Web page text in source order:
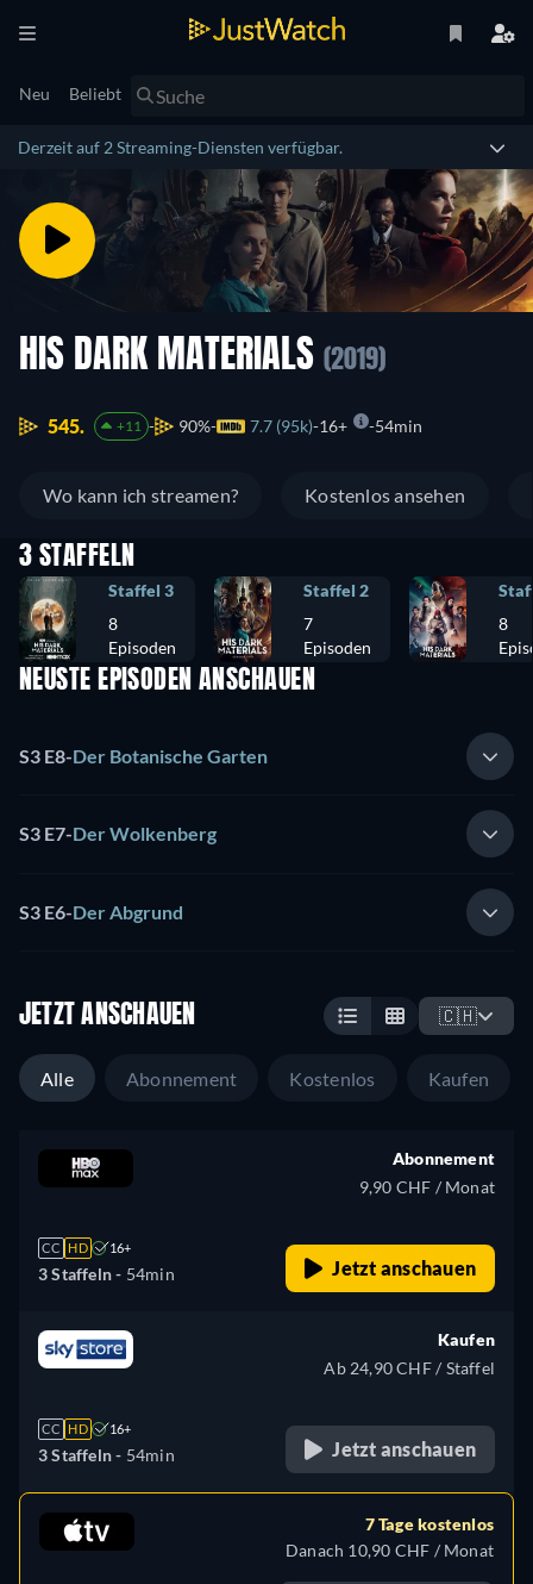
Neu Beliebt
Derzeit auf 2 Streaming-Diensten verfügbar.
HIS DARK MATERIALS (2019)
545. +11 90% 7.7 (95k) 16+ 54min
Wo kann ich streamen? Kostenlos ansehen
3 STAFFELN
Staffel 3
8
Episoden
Staffel 2
7
Episoden
8
NEUSTE EPISODEN ANSCHAUEN
S3 E8-Der Botanische Garten
S3 E7-Der Wolkenberg
S3 E6-Der Abgrund
JETZT ANSCHAUEN 🇨🇭
Alle Abonnement Kostenlos Kaufen
CC HD 16+
3 Staffeln - 54min
Abonnement
9,90 CHF / Monat
Jetzt anschauen
CC HD 16+
3 Staffeln - 54min
Kaufen
Ab 24,90 CHF / Staffel
Jetzt anschauen
7 Tage kostenlos
Danach 10,90 CHF / Monat